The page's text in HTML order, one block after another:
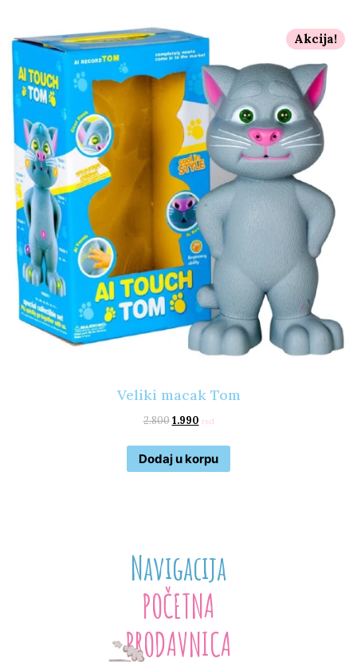
Akcija!
Veliki macak Tom
2.800 1.990 rsd
Dodaj u korpu
Navigacija
POČETNA
PRODAVNICA